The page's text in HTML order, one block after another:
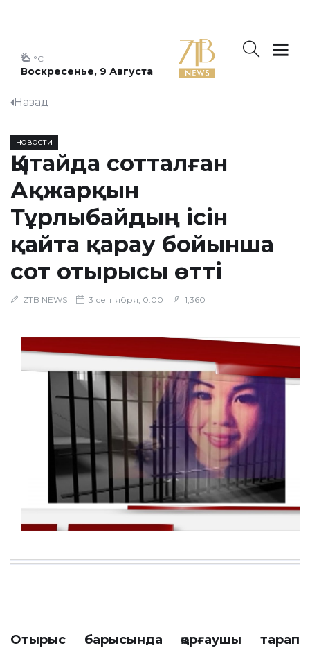
Воскресенье, 9 Августа
°C
Назад
НОВОСТИ
Қытайда сотталған
Ақжарқын
Тұрлыбайдың ісін
қайта қарау бойынша
сот отырысы өтті
ZTB NEWS 3 сентября, 0:00 1,360
Отырыс барысында қорғаушы тарап